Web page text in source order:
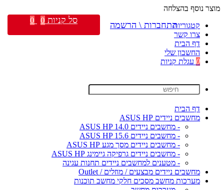
מוצר נוסף בהצלחה
קטגוריות
צרו קשר
דף הבית
החשבון שלי
0 עגלת קניות
דף הבית
מחשבים ניידים ASUS HP
- מחשבים ניידים ASUS HP 14.0
- מחשבים ניידים ASUS HP 15.6
- מחשבים ניידים מסך מגע ASUS HP
- מחשבים ניידים גרפיקה גיימינג ASUS HP
- מטענים למחשבים ניידים תחנות עגינה
מחשבים ניידים מבצעים / מוזלים / Outlet
מערכות מחשב מסכים חלקי מחשב תוכנות
התחברות \ הרשמה סל קניות 0
0